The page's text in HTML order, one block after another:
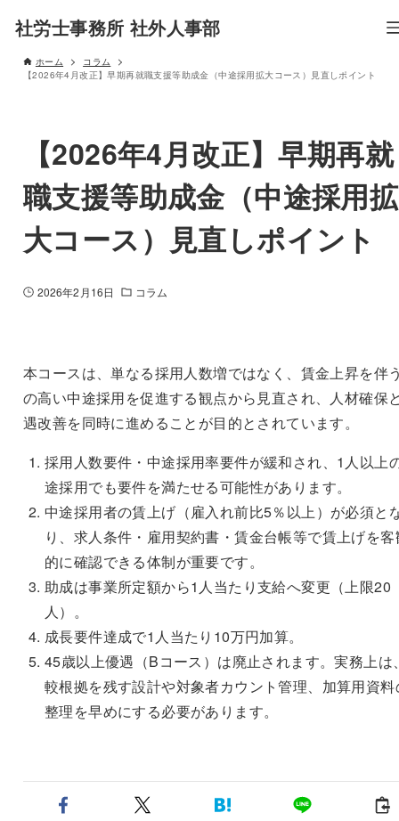
社労士事務所 社外人事部
ホーム
コラム
【2026年4月改正】早期再就職支援等助成金（中途採用拡大コース）見直しポイント
【2026年4月改正】早期再就
職支援等助成金（中途採用拡
大コース）見直しポイント
2026年2月16日 コラム
本コースは、単なる採用人数増ではなく、賃金上昇を伴
の高い中途採用を促進する観点から見直され、人材確保
遇改善を同時に進めることが目的とされています。
採用人数要件・中途採用率要件が緩和され、1人以上
途採用でも要件を満たせる可能性があります。
中途採用者の賃上げ（雇入れ前比5％以上）が必須と
り、求人条件・雇用契約書・賃金台帳等で賃上げを客
的に確認できる体制が重要です。
助成は事業所定額から1人当たり支給へ変更（上限20
人）。
成長要件達成で1人当たり10万円加算。
45歳以上優遇（Bコース）は廃止されます。実務上は
較根拠を残す設計や対象者カウント管理、加算用資料
整理を早めにする必要があります。